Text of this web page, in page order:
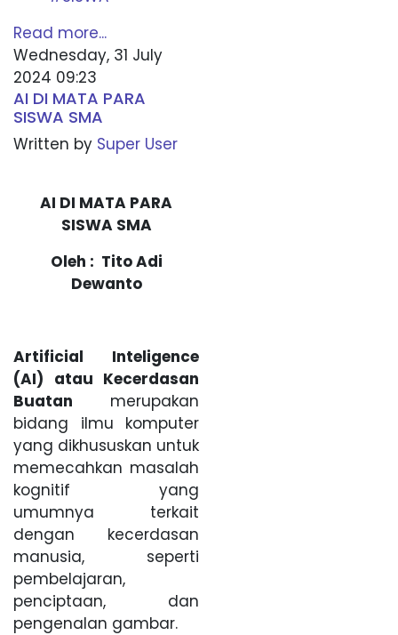
Read more...
Wednesday, 31 July
2024 09:23
AI DI MATA PARA
SISWA SMA
Written by Super User
AI DI MATA PARA
SISWA SMA
Oleh : Tito Adi
Dewanto
Artificial Inteligence
(AI) atau Kecerdasan
Buatan merupakan
bidang ilmu komputer
yang dikhususkan untuk
memecahkan masalah
kognitif yang
umumnya terkait
dengan kecerdasan
manusia, seperti
pembelajaran,
penciptaan, dan
pengenalan gambar.